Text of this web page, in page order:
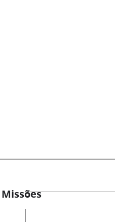
Missões